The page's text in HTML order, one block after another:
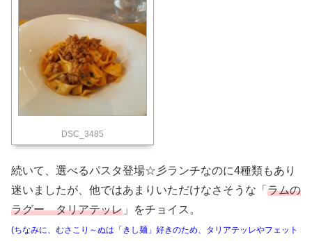
DSC_3485
続いて、選べるパスタ登場☆彡ランチなのに4種類もあり
迷いましたが、他ではあまりいただけなさそうな「 ラムの
ラグー タリアテッレ 」をチョイス。
(ちなみに、むさこり～ぬは「きし麺」好きのため、タリアテッレやフェット